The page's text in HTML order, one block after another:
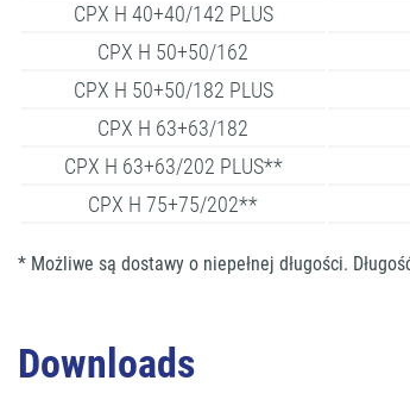
CPX H 40+40/142 PLUS
CPX H 50+50/162
CPX H 50+50/182 PLUS
CPX H 63+63/182
CPX H 63+63/202 PLUS**
CPX H 75+75/202**
* Możliwe są dostawy o niepełnej długości.
Downloads